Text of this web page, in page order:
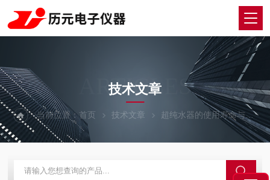
ARTICLES
技术文章
当前位置：首页 技术文章 超纯水器的使用寿命与水质有着紧密的联系